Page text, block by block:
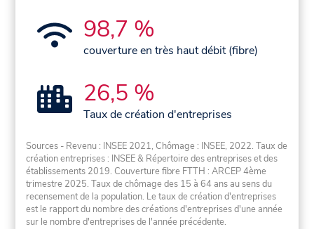
98,7 %
couverture en très haut débit (fibre)
26,5 %
Taux de création d'entreprises
Sources - Revenu : INSEE 2021, Chômage : INSEE, 2022. Taux de
création entreprises : INSEE & Répertoire des entreprises et des
établissements 2019. Couverture fibre FTTH : ARCEP 4ème
trimestre 2025. Taux de chômage des 15 à 64 ans au sens du
recensement de la population. Le taux de création d'entreprises
est le rapport du nombre des créations d'entreprises d'une année
sur le nombre d'entreprises de l'année précédente.